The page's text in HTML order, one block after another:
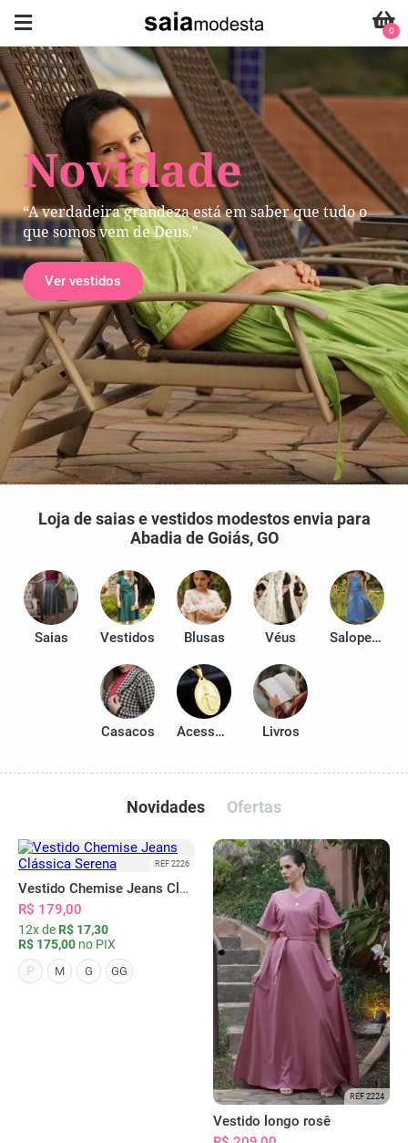
Novidade
“A verdadeira grandeza está em saber que tudo o
que somos vem de Deus."
Ver vestidos
0
Loja de saias e vestidos modestos envia para
Abadia de Goiás, GO
Saias Vestidos Blusas Véus Salopetes
Casacos Acessórios Livros
Novidades Ofertas
REF 2226
Vestido Chemise Jeans Clássica Serena
R$ 179,00
12x de R$ 17,30
R$ 175,00 no PIX
P
M G GG
REF 2224
Vestido longo rosê